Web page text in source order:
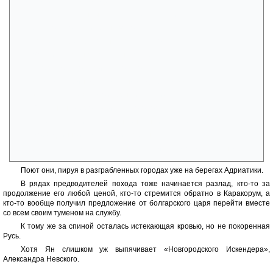
Поют они, пируя в разграбленных городах уже на берегах Адриатики.
В рядах предводителей похода тоже начинается разлад, кто-то за
продолжение его любой ценой, кто-то стремится обратно в Каракорум, а
кто-то вообще получил предложение от болгарского царя перейти вместе
со всем своим туменом на службу.
К тому же за спиной осталась истекающая кровью, но не покоренная
Русь.
Хотя Ян слишком уж выпячивает «Новгородского Искендера»,
Александра Невского.